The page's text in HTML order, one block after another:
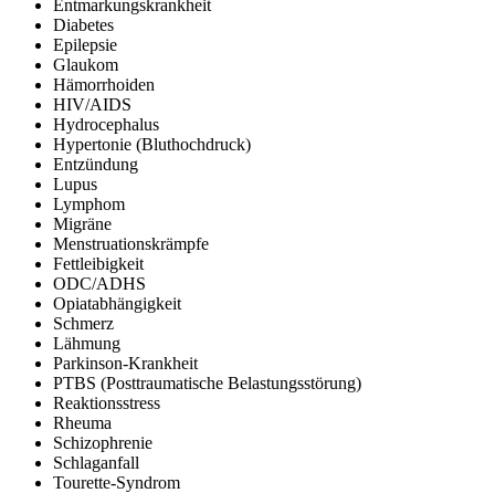
Entmarkungskrankheit
Diabetes
Epilepsie
Glaukom
Hämorrhoiden
HIV/AIDS
Hydrocephalus
Hypertonie (Bluthochdruck)
Entzündung
Lupus
Lymphom
Migräne
Menstruationskrämpfe
Fettleibigkeit
ODC/ADHS
Opiatabhängigkeit
Schmerz
Lähmung
Parkinson-Krankheit
PTBS (Posttraumatische Belastungsstörung)
Reaktionsstress
Rheuma
Schizophrenie
Schlaganfall
Tourette-Syndrom